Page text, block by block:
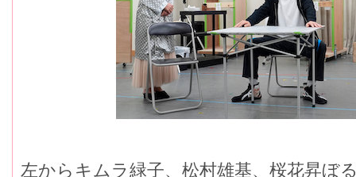
左からキムラ緑子、松村雄基、桜花昇ぼ